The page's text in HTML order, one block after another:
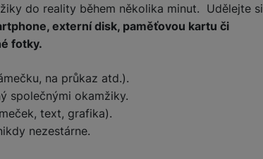
Ventilátory
do reality během několika minut. Udělejte si
externí disk, paměťovou kartu či
fotky.
na průkaz atd.).
společnými okamžiky.
text, grafika).
nezestárne.